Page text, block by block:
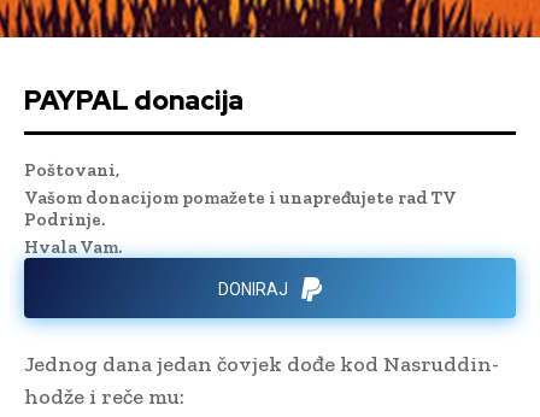
PAYPAL donacija
Poštovani,
Vašom donacijom pomažete i unapređujete rad TV
Podrinje.
Hvala Vam.
DONIRAJ
Jednog dana jedan čovjek dođe kod Nasruddin-
hodže i reče mu: